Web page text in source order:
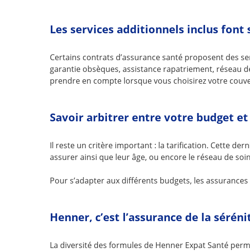
Les services additionnels inclus
Certains contrats d’assurance santé proposent des
garantie obsèques, assistance rapatriement, réseau
prendre en compte lorsque vous choisirez votre
Savoir arbitrer entre votre budget et
Il reste un critère important : la tarification. Cette
assurer ainsi que leur âge, ou encore le réseau de
Pour s’adapter aux différents budgets, les
Henner, c’est l’assurance de la
La diversité des formules de Henner Expat Santé